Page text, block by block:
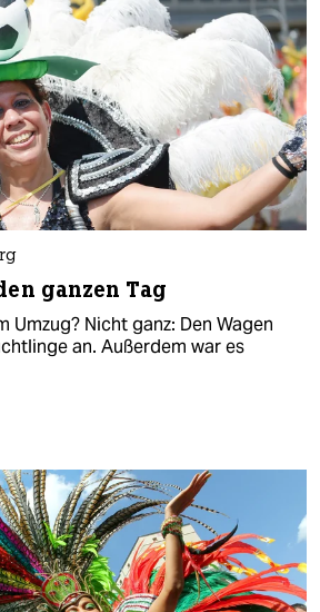
ganzen Tag
Umzug? Nicht ganz: Den Wagen
an. Außerdem war es